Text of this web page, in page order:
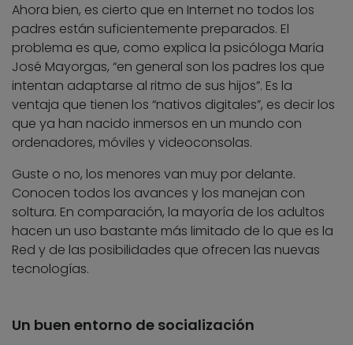
Ahora bien, es cierto que en Internet no todos los
padres están suficientemente preparados. El
problema es que, como explica la psicóloga María
José Mayorgas, “en general son los padres los que
intentan adaptarse al ritmo de sus hijos”. Es la
ventaja que tienen los “nativos digitales”, es decir los
que ya han nacido inmersos en un mundo con
ordenadores, móviles y videoconsolas.
Guste o no, los menores van muy por delante.
Conocen todos los avances y los manejan con
soltura. En comparación, la mayoría de los adultos
hacen un uso bastante más limitado de lo que es la
Red y de las posibilidades que ofrecen las nuevas
tecnologías.
Un buen entorno de socialización